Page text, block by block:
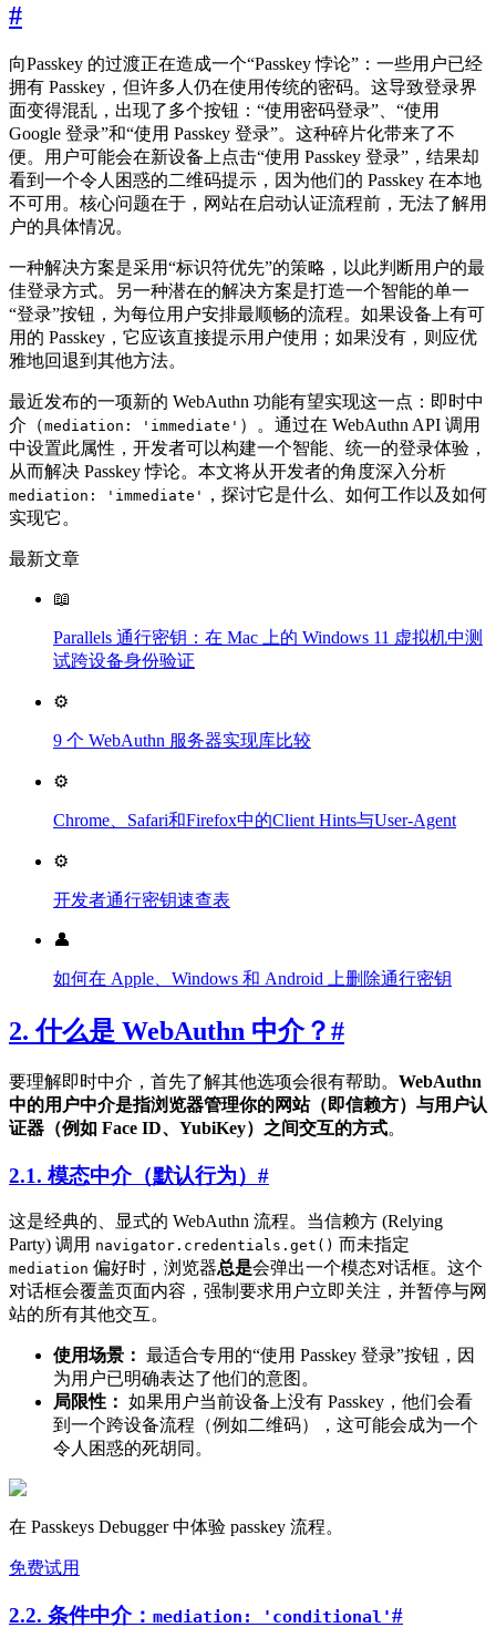
#
向Passkey 的过渡正在造成一个“Passkey 悖论”：一些用户已经
拥有 Passkey，但许多人仍在使用传统的密码。这导致登录界
面变得混乱，出现了多个按钮：“使用密码登录”、“使用
Google 登录”和“使用 Passkey 登录”。这种碎片化带来了不
便。用户可能会在新设备上点击“使用 Passkey 登录”，结果却
看到一个令人困惑的二维码提示，因为他们的 Passkey 在本地
不可用。核心问题在于，网站在启动认证流程前，无法了解用
户的具体情况。
一种解决方案是采用“标识符优先”的策略，以此判断用户的最
佳登录方式。另一种潜在的解决方案是打造一个智能的单一
“登录”按钮，为每位用户安排最顺畅的流程。如果设备上有可
用的 Passkey，它应该直接提示用户使用；如果没有，则应优
雅地回退到其他方法。
最近发布的一项新的 WebAuthn 功能有望实现这一点：即时中
介（mediation: 'immediate' ）。通过在 WebAuthn API 调用
中设置此属性，开发者可以构建一个智能、统一的登录体验，
从而解决 Passkey 悖论。本文将从开发者的角度深入分析
mediation: 'immediate'
，探讨它是什么、如何工作以及如何
实现它。
最新文章
📖
Parallels 通行密钥：在 Mac 上的 Windows 11 虚拟机中测
试跨设备身份验证
⚙️
9 个 WebAuthn 服务器实现库比较
⚙️
Chrome、Safari和Firefox中的Client Hints与User-Agent
⚙️
开发者通行密钥速查表
👤
如何在 Apple、Windows 和 Android 上删除通行密钥
2. 什么是 WebAuthn 中介？#
要理解即时中介，首先了解其他选项会很有帮助。 WebAuthn
中的用户中介是指浏览器管理你的网站（即信赖方）与用户认
证器（例如 Face ID、YubiKey）之间交互的方式。
2.1. 模态中介（默认行为） #
这是经典的、显式的 WebAuthn 流程。当信赖方 (Relying
Party) 调用 navigator.credentials.get() 而未指定
mediation 偏好时，浏览器总是会弹出一个模态对话框。这个
对话框会覆盖页面内容，强制要求用户立即关注，并暂停与网
站的所有其他交互。
使用场景： 最适合专用的“使用 Passkey 登录”按钮，因
为用户已明确表达了他们的意图。
局限性： 如果用户当前设备上没有 Passkey，他们会看
到一个跨设备流程（例如二维码），这可能会成为一个
令人困惑的死胡同。
在 Passkeys Debugger 中体验 passkey 流程。
免费试用
2.2. 条件中介： mediation: 'conditional'#